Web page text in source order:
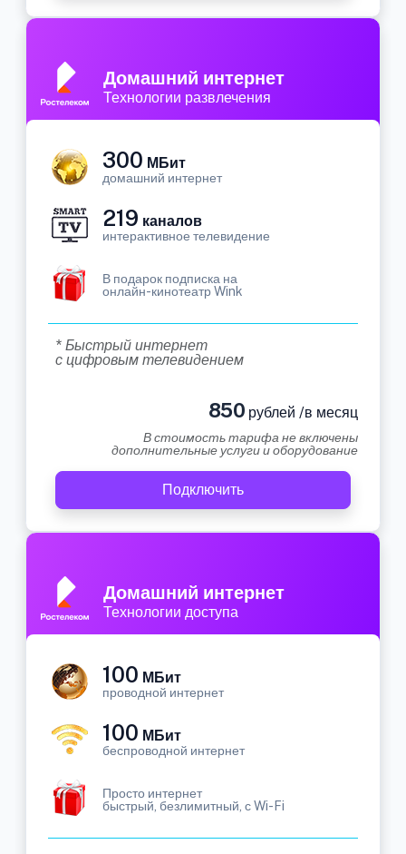
Домашний интернет
Технологии развлечения
300 МБит
домашний интернет
219 каналов
интерактивное телевидение
В подарок подписка на
онлайн-кинотеатр Wink
* Быстрый интернет
с цифровым телевидением
850 рублей /в месяц
В стоимость тарифа не включены
дополнительные услуги и оборудование
Подключить
Домашний интернет
Технологии доступа
100 МБит
проводной интернет
100 МБит
беспроводной интернет
Просто интернет
быстрый, безлимитный, с Wi-Fi